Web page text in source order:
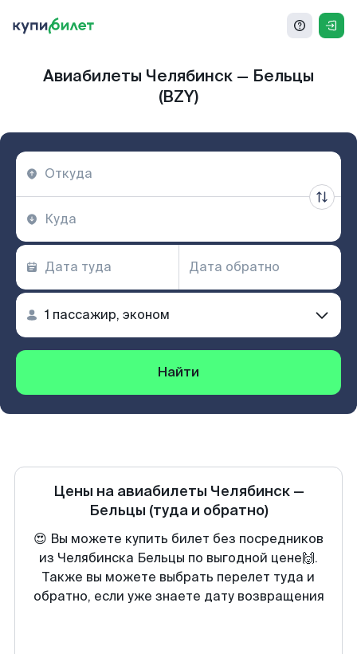
Авиабилеты Челябинск — Бельцы
(BZY)
Найти
Цены на авиабилеты Челябинск—
Бельцы (туда и обратно)
😍 Вы можете купить билет без посредников
из Челябинска Бельцы по выгодной цене🙌.
Также вы можете выбрать перелет туда и
обратно, если уже знаете дату возвращения